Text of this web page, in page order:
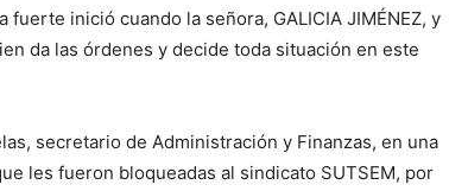
inició cuando la señora, GALICIA JIMÉNEZ, y
da las órdenes y decide toda situación en este
secretario de Administración y Finanzas, en una
les fueron bloqueadas al sindicato SUTSEM, por